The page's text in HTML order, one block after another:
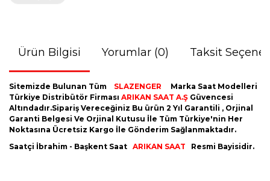
Ürün Bilgisi Yorumlar (0) Taksit
Sitemizde Bulunan Tüm SLAZENGER
Marka Saat Modelleri
Türkiye Distribütör Firması ARIKAN SAAT A.Ş Güvencesi
Altındadır.Sipariş Vereceğiniz Bu ürün 2 Yıl Garantili , Orjinal
Garanti Belgesi Ve Orjinal Kutusu İle Tüm Türkiye'nin Her
Noktasına Ücretsiz Kargo İle Gönderim Sağlanmaktadır.
Saatçi İbrahim - Başkent Saat ARIKAN SAAT Resmi Bayisidir.